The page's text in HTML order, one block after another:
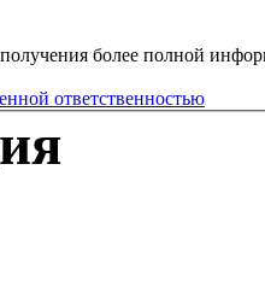
более полной
ответственностью